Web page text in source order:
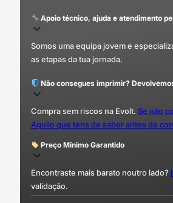
Apoio técnico, ajuda e atendimento
Somos uma equipa jovem e
as etapas da tua jornada.
Não consegues imprimir?
Compra sem riscos na Evolt. Se não
Aquilo que tens de saber antes de
Preço Mínimo Garantido
Encontraste mais barato noutro lado?
validação.